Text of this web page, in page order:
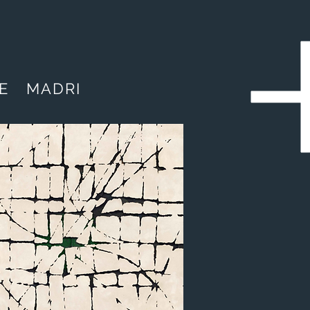
MADRI